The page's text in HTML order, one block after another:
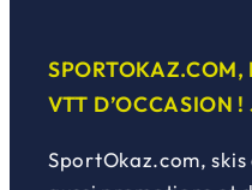
SPORTOKAZ.COM,
VTT D’OCCASION !
SportOkaz.com, skis